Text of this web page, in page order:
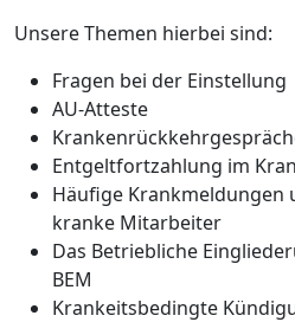
Unsere Themen hierbei sind:
Fragen bei der Einstellung
AU-Atteste
Entgeltfortzahlung im
Häufige Krankmeldungen
kranke Mitarbeiter
Das Betriebliche
BEM
Krankeitsbedingte